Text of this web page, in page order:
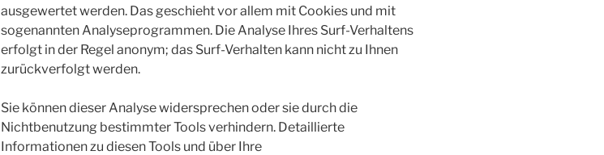
ausgewertet werden. Das geschieht vor allem mit Cookies und mit
sogenannten Analyseprogrammen. Die Analyse Ihres Surf-Verhaltens
erfolgt in der Regel anonym; das Surf-Verhalten kann nicht zu Ihnen
zurückverfolgt werden.
Sie können dieser Analyse widersprechen oder sie durch die
Nichtbenutzung bestimmter Tools verhindern. Detaillierte
Informationen zu diesen Tools und über Ihre